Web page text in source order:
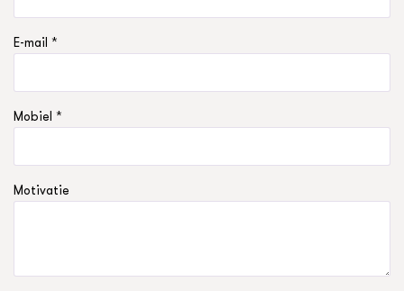
E-mail *
Mobiel *
Motivatie